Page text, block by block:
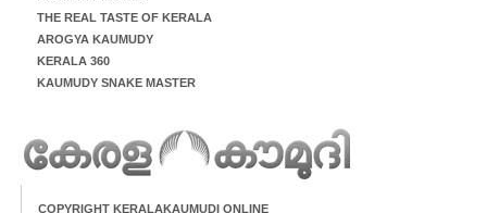
THE REAL TASTE OF KERALA
AROGYA KAUMUDY
KERALA 360
KAUMUDY SNAKE MASTER
COPYRIGHT KERALAKAUMUDI ONLINE